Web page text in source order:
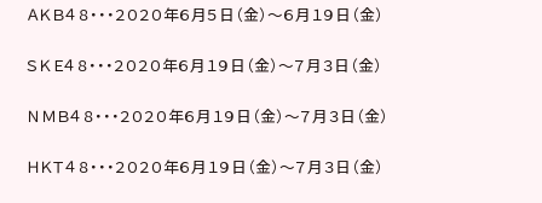
ＡＫＢ４８・・・２０２０年６月５日（金）～６月１９日（金）
ＳＫＥ４８・・・２０２０年６月１９日（金）～７月３日（金）
ＮＭＢ４８・・・２０２０年６月１９日（金）～７月３日（金）
ＨＫＴ４８・・・２０２０年６月１９日（金）～７月３日（金）